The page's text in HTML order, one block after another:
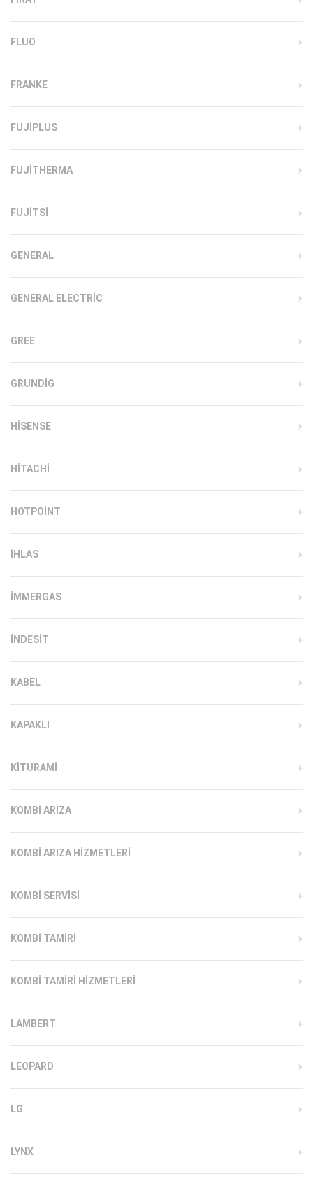
FLUO
FRANKE
FUJIPLUS
FUJITHERMA
FUJITSI
GENERAL
GENERAL ELECTRIC
GREE
GRUNDIG
HISENSE
HITACHI
HOTPOINT
IHLAS
İMMERGAS
INDESIT
KABEL
KAPAKLI
KITURAMI
KOMBI ARIZA
KOMBI ARIZA HIZMETLERI
KOMBI SERVISI
KOMBI TAMIRI
KOMBI TAMIRI HIZMETLERI
LAMBERT
LEOPARD
LG
LYNX